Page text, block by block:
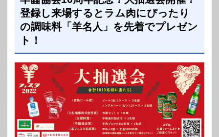
登録し来場するとラム肉にぴったり
の調味料「羊名人」を先着でプレゼン
ト！